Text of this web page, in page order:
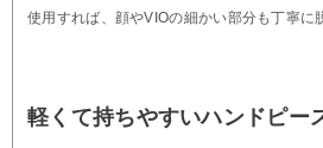
使用すれば、顔やVIOの細かい部分も丁寧に
軽くて持ちやすいハンドピー